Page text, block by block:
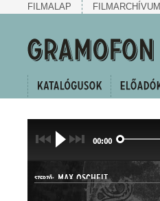
FILMALAP FILMARCHÍVUM
00:00
SZERZŐ: MAX OSCHEIT